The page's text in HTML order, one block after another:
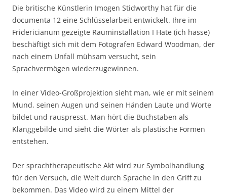
Die britische Künstlerin Imogen Stidworthy hat für die
documenta 12 eine Schlüsselarbeit entwickelt. Ihre im
Fridericianum gezeigte Rauminstallation I Hate (ich hasse)
beschäftigt sich mit dem Fotografen Edward Woodman, der
nach einem Unfall mühsam versucht, sein
Sprachvermögen wiederzugewinnen.
In einer Video-Großprojektion sieht man, wie er mit seinem
Mund, seinen Augen und seinen Händen Laute und Worte
bildet und rauspresst. Man hört die Buchstaben als
Klanggebilde und sieht die Wörter als plastische Formen
entstehen.
Der sprachtherapeutische Akt wird zur Symbolhandlung
für den Versuch, die Welt durch Sprache in den Griff zu
bekommen. Das Video wird zu einem Mittel der